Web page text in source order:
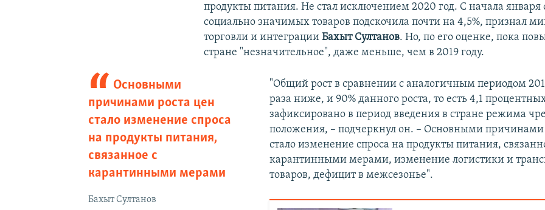
Auto 240p 360p
720p 1080p
продукты питания. Не стал исключением 2020 год. С начала января
социально значимых товаров подскочила почти на 4,5%, признал
торговли и интеграцииБахыт Султанов. Но, по его оценке, пока
стране "незначительное", даже меньше, чем в 2019 году.
Основными
причинами роста цен
стало изменение спроса
на продукты питания,
связанное с
карантинными мерами
Бахыт Султанов
"Общий рост в сравнении с аналогичным периодом
раза ниже, и 90% данного роста, то есть 4,1
зафиксировано в период введения в стране режима
положения, – подчеркнул он. – Основными причинами
стало изменение спроса на продукты питания,
карантинными мерами, изменение логистики и
товаров, дефицит в межсезонье".